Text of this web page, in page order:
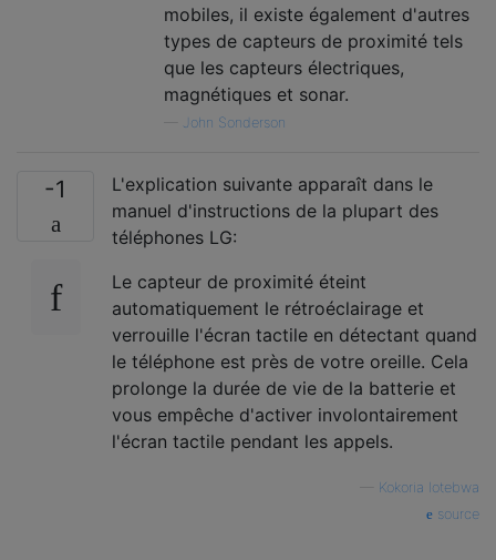
mobiles, il existe également d'autres
types de capteurs de proximité tels
que les capteurs électriques,
magnétiques et sonar.
John Sonderson
-1
L'explication suivante apparaît dans le
manuel d'instructions de la plupart des
téléphones LG:
Le capteur de proximité éteint
automatiquement le rétroéclairage et
verrouille l'écran tactile en détectant quand
le téléphone est près de votre oreille. Cela
prolonge la durée de vie de la batterie et
vous empêche d'activer involontairement
l'écran tactile pendant les appels.
Kokoria Iotebwa
source